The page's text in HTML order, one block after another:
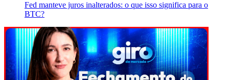
Fed manteve juros inalterados: o que isso significa para o
BTC?